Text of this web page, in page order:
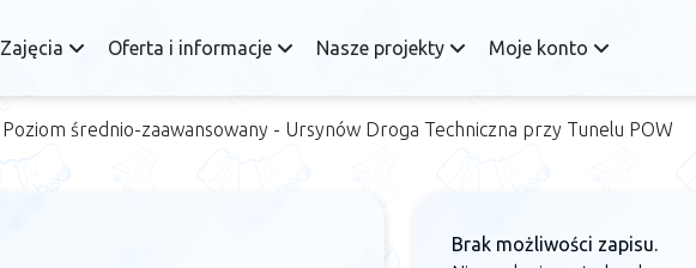
Zajęcia Oferta i informacje Nasze projekty Moje konto
Poziom średnio-zaawansowany - Ursynów Droga Techniczna przy Tunelu POW
Brak możliwości zapisu.